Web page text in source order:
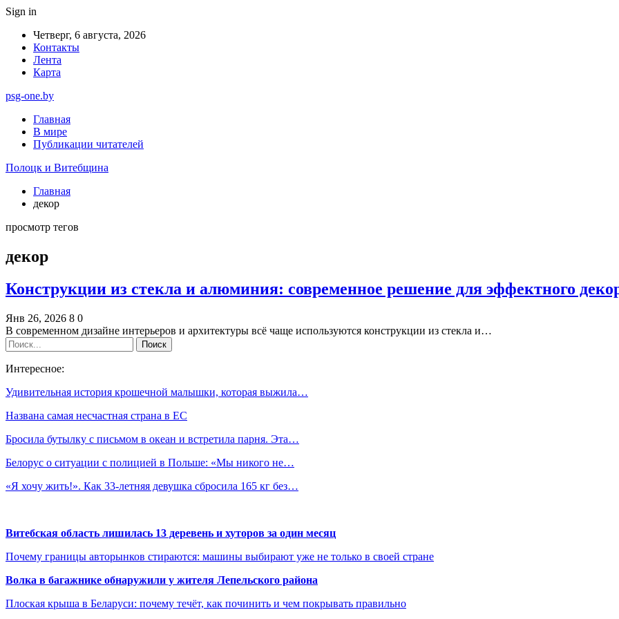
Sign in
Четверг, 6 августа, 2026
Контакты
Лента
Карта
psg-one.by
Главная
В мире
Публикации читателей
Полоцк и Витебщина
Главная
декор
просмотр тегов
декор
Конструкции из стекла и алюминия: современное решение для эффектного
Янв 26, 2026 8 0
В современном дизайне интерьеров и архитектуры всё чаще используются конструкции из стекла и…
Интересное:
Удивительная история крошечной малышки, которая выжила…
Названа самая несчастная страна в ЕС
Бросила бутылку с письмом в океан и встретила парня. Эта…
Белорус о ситуации с полицией в Польше: «Мы никого не…
«Я хочу жить!». Как 33-летняя девушка сбросила 165 кг без…
Витебская область лишилась 13 деревень и хуторов за один месяц
Почему границы авторынков стираются: машины выбирают уже не только в своей стране
Волка в багажнике обнаружили у жителя Лепельского района
Плоская крыша в Беларуси: почему течёт, как починить и чем покрывать правильно